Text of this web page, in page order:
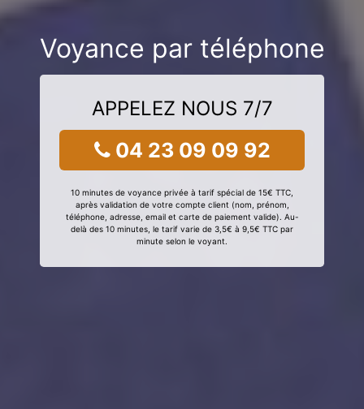
Voyance par téléphone
APPELEZ NOUS 7/7
04 23 09 09 92
10 minutes de voyance privée à tarif spécial de 15€ TTC,
après validation de votre compte client (nom, prénom,
téléphone, adresse, email et carte de paiement valide). Au-
delà des 10 minutes, le tarif varie de 3,5€ à 9,5€ TTC par
minute selon le voyant.